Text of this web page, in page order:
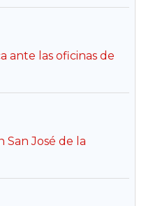
ante las oficinas de
San José de la